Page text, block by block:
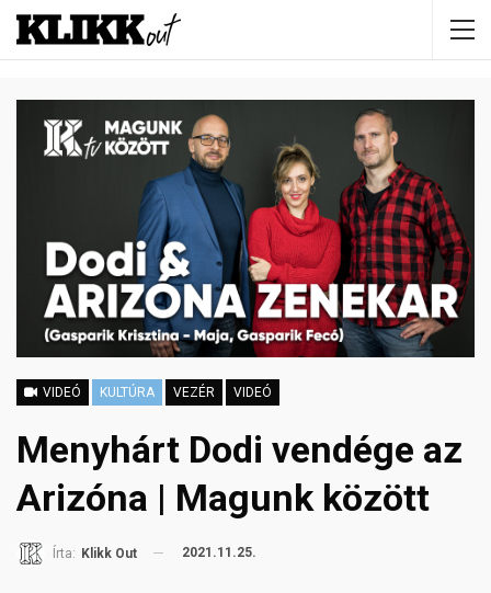
VIDEÓ KULTÚRA VEZÉR VIDEÓ
Menyhárt Dodi vendége az
Arizóna | Magunk között
Írta: Klikk Out 2021.11.25.